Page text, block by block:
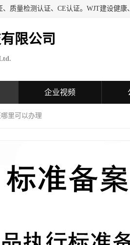
限公司
企业视频
里可以办理